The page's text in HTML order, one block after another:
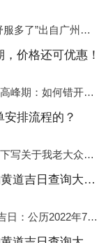
余姚“这贵点的就是不同，舒服多了”出自广州运营邓经理的口中。2023年开年刚出来，三个司机（加盟蓝犀牛的个人队伍）便请广州经理去佛山娱乐场所大消费了一次，据知悉一晚消费达一万多，由三人平摊费用，燃鹅这样的
价格还可优惠！
余姚中迁搬家教您如何错开高峰期：如何错开高峰期搬家，中迁搬家做了一些电话数据统计和分析，发现市民中午2点左右访问网站的人是最多的，电话咨询是早上9点左右是最多的，预约搬家周六和周日是最多的，网上QQ微
排流程的？
余姚为广州搬家客户方便，下写关于我老大众搬家公司接单的流程，九条给搬家朋友参考，了解搬家公司工序，免去搬家时的没有准备好的工作，给您及时快速的搬好家。一．电话咨询：专人接待客户电话咨询，初步了解客户搬 家
余姚2022年7月份搬家的黄道吉日查询大全一览表哪天适合搬家好日子
余姚2022年7月份搬家黄道吉日：公历2022年7月6日 农历六月初八 星期三 冲虎(甲寅)公历2022年7月12日 农历六月十四 星期二 冲猴(庚申)公历2022年7月13日 农历六月十五 星期三 冲鸡